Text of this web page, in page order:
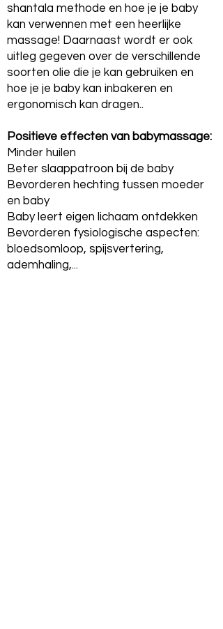
shantala methode en hoe je je baby
kan verwennen met een heerlijke
massage! Daarnaast wordt er ook
uitleg gegeven over de verschillende
soorten olie die je kan gebruiken en
hoe je je baby kan inbakeren en
ergonomisch kan dragen..
Positieve effecten van babymassage:
Minder huilen
Beter slaappatroon bij de baby
Bevorderen hechting tussen moeder
en baby
Baby leert eigen lichaam ontdekken
Bevorderen fysiologische aspecten:
bloedsomloop, spijsvertering,
ademhaling,...